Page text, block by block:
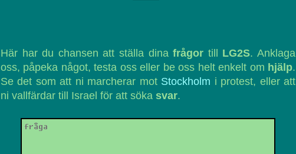
Här har du chansen att ställa dinafrågor till LG2S. Anklaga
oss, påpeka något, testa oss eller be oss helt enkelt om hjälp.
Se det som att ni marcherar mot Stockholm i protest, eller att
ni vallfärdar till Israel för att söka svar.